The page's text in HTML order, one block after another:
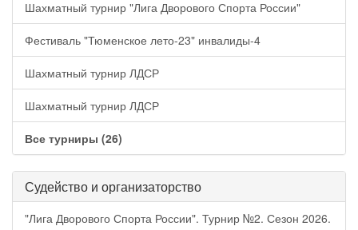
Шахматный турнир "Лига Дворового Спорта России"
Фестиваль "Тюменское лето-23" инвалиды-4
Шахматный турнир ЛДСР
Шахматный турнир ЛДСР
Все турниры (26)
Судейство и организаторство
"Лига Дворового Спорта России". Турнир №2. Сезон 2026.